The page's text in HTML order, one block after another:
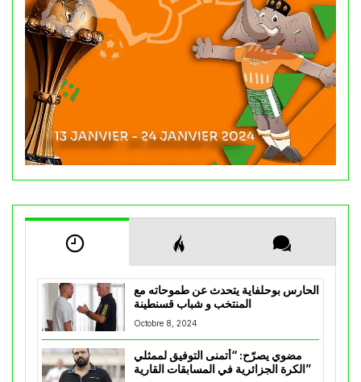
الحارس بوحلفاية يتحدث عن طموحاته مع
المنتخب و شباب قسنطينة
Octobre 8, 2024
مضوي يصرّح: “أتمنى التوفيق لممثلي
الكرة الجزائرية في المسابقات القارية”